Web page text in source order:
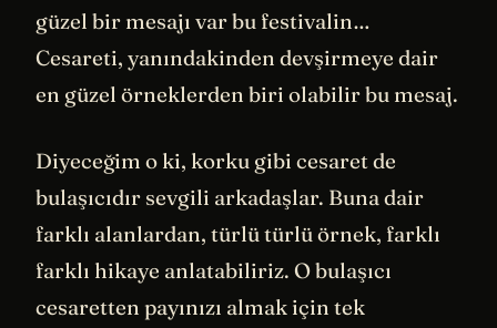
güzel bir mesajı var bu festivalin…
Cesareti, yanındakinden devşirmeye dair
en güzel örneklerden biri olabilir bu mesaj.
Diyeceğim o ki, korku gibi cesaret de
bulaşıcıdır sevgili arkadaşlar. Buna dair
farklı alanlardan, türlü türlü örnek, farklı
farklı hikaye anlatabiliriz. O bulaşıcı
cesaretten payınızı almak için tek